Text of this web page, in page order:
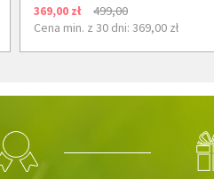
369,00 zł
499,00
Cena min. z 30 dni: 369,00 zł